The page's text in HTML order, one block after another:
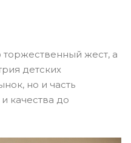
жест, а
детских
но и часть
качества до